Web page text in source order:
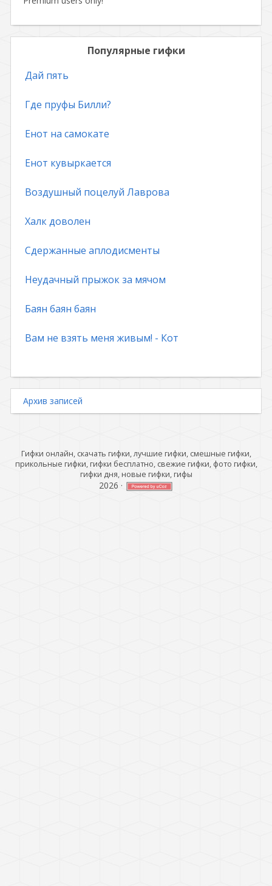
Популярные гифки
Дай пять
Где пруфы Билли?
Енот на самокате
Енот кувыркается
Воздушный поцелуй Лаврова
Халк доволен
Сдержанные аплодисменты
Неудачный прыжок за мячом
Баян баян баян
Вам не взять меня живым! - Кот
Архив записей
Гифки онлайн, скачать гифки, лучшие гифки, смешные гифки,
прикольные гифки, гифки бесплатно, свежие гифки, фото гифки,
гифки дня, новые гифки, гифы
2026 ·